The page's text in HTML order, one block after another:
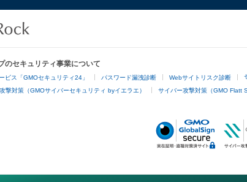
のセキュリティ事業について
ビス「GMOセキュリティ24」 パスワード漏洩診断 Webサイトリスク診断
撃対策（GMOサイバーセキュリティ byイエラエ） サイバー攻撃対策（GMO Flatt